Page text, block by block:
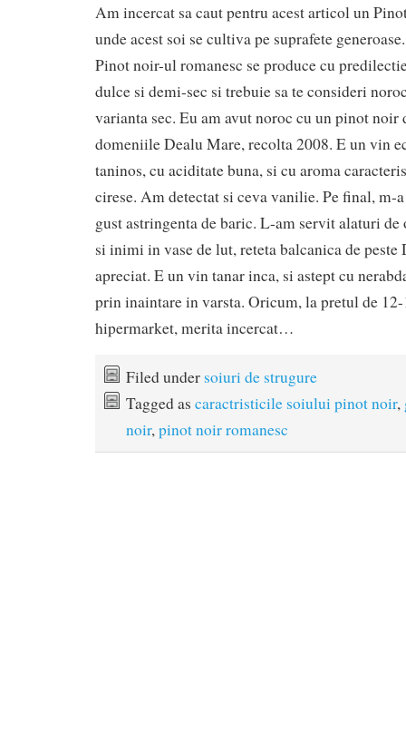
Am incercat sa caut pentru acest articol un
unde acest soi se cultiva pe suprafete
Pinot noir-ul romanesc se produce cu
dulce si demi-sec si trebuie sa te consideri
varianta sec. Eu am avut noroc cu un pinot noir
domeniile Dealu Mare, recolta 2008. E un vin
taninos, cu aciditate buna, si cu aroma
cirese. Am detectat si ceva vanilie. Pe final, m-
gust astringenta de baric. L-am servit alaturi
si inimi in vase de lut, reteta balcanica de
apreciat. E un vin tanar inca, si astept cu
prin inaintare in varsta. Oricum, la pretul de
hipermarket, merita incercat…
Filed under soiuri de strugure
Tagged as caractristicile soiului pinot noir,
noir, pinot noir romanesc